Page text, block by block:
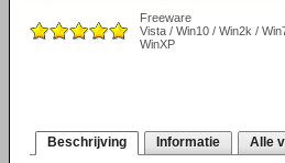
Freeware
Vista / Win10 / Win2k /
WinXP
Beschrijving Informatie Alle